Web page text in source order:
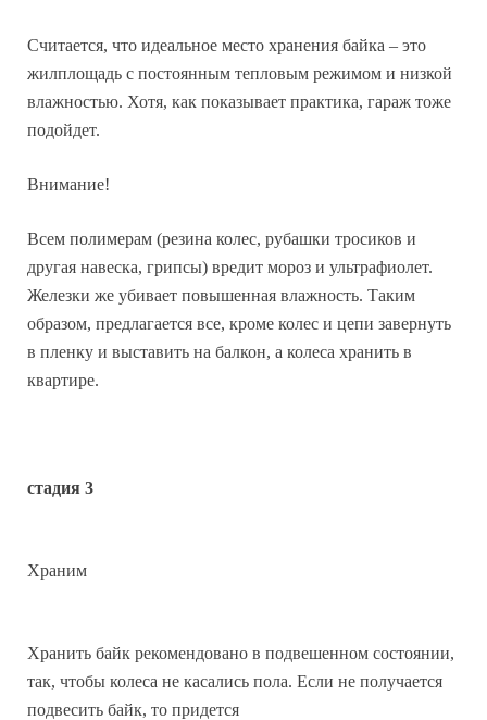
Считается, что идеальное место хранения байка – это
жилплощадь с постоянным тепловым режимом и низкой
влажностью. Хотя, как показывает практика, гараж тоже
подойдет.
Внимание!
Всем полимерам (резина колес, рубашки тросиков и
другая навеска, грипсы) вредит мороз и ультрафиолет.
Железки же убивает повышенная влажность. Таким
образом, предлагается все, кроме колес и цепи завернуть
в пленку и выставить на балкон, а колеса хранить в
квартире.
стадия 3
Храним
Хранить байк рекомендовано в подвешенном состоянии,
так, чтобы колеса не касались пола. Если не получается
подвесить байк, то придется